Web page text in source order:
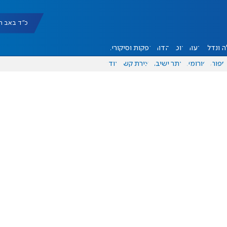
כ"ד באב תשפ"ו
ונדל"ן דעות אוכל יהדות הפקות וסיקורים
ספורט פורומים אתר ישיבה יצירת קשר עוד